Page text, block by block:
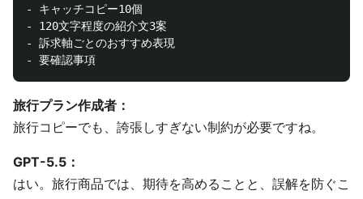
- キャッチコピー10個
- 120文字程度の紹介文3案
- 訴求軸ごとのおすすめ表現
旅行プラン作成者：
旅行コピーでも、誇張しすぎない制約が必要ですね。
GPT-5.5：
はい。旅行商品では、期待を高めることと、誤解を防ぐこ